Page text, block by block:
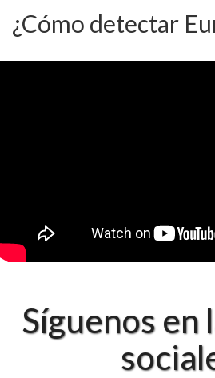
¿Cómo detectar
Síguenos en